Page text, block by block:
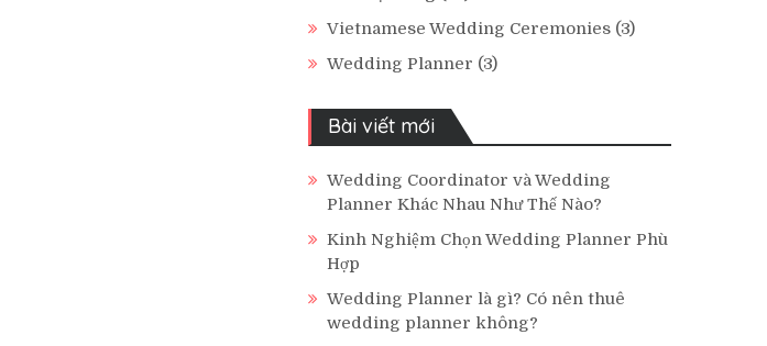
Vietnamese Wedding Ceremonies (3)
Wedding Planner (3)
Bài viết mới
Wedding Coordinator và Wedding
Planner Khác Nhau Như Thế Nào?
Kinh Nghiệm Chọn Wedding Planner Phù
Hợp
Wedding Planner là gì? Có nên thuê
wedding planner không?